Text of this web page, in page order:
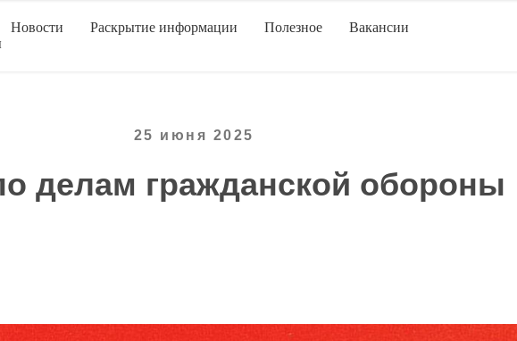
Новости Раскрытие информации Полезное
Вакансии
25 июня 2025
делам гражданской обороны